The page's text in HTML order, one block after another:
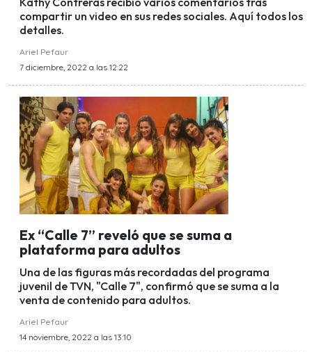
compartir un video en sus redes sociales. Aquí todos los
detalles.
Ariel Pefaur
7 diciembre, 2022 a las 12:22
Ex “Calle 7” reveló que se suma a
plataforma para adultos
Una de las figuras más recordadas del programa
juvenil de TVN, "Calle 7", confirmó que se suma a la
venta de contenido para adultos.
Ariel Pefaur
14 noviembre, 2022 a las 13:10